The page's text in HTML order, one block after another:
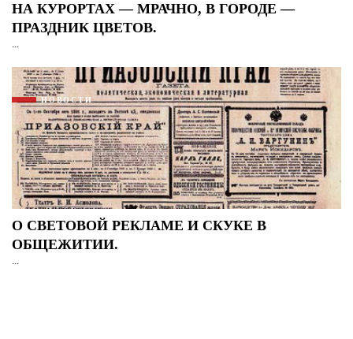
НА КУРОРТАХ — МРАЧНО, В ГОРОДЕ —
ПРАЗДНИК ЦВЕТОВ.
...
НОВОСТИ
О СВЕТОВОЙ РЕКЛАМЕ И СКУКЕ В
ОБЩЕЖИТИИ.
...